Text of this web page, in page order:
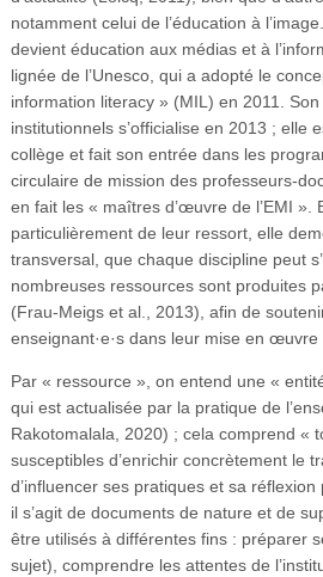
notamment celui de l’éducation à
devient éducation aux médias et à
lignée de l’Unesco, qui a adopté le
information literacy » (MIL) en 2011.
institutionnels s’officialise en 2013 ; elle
collège et fait son entrée dans les
circulaire de mission des professeurs-
en fait les « maîtres d’œuvre de l’EMI ».
particulièrement de leur ressort, elle
transversal, que chaque discipline peut
nombreuses ressources sont produites
(Frau-Meigs et al., 2013), afin de
enseignant·e·s dans leur mise en œuvre
Par « ressource », on entend une «
qui est actualisée par la pratique de
Rakotomalala, 2020) ; cela comprend «
susceptibles d’enrichir concrètement le
d’influencer ses pratiques et sa
il s’agit de documents de nature et de
être utilisés à différentes fins : préparer
sujet), comprendre les attentes de